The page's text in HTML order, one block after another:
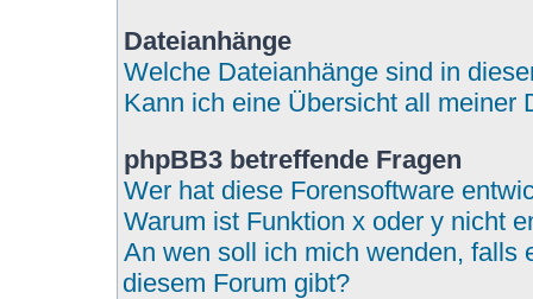
Dateianhänge
Welche Dateianhänge sind in
Kann ich eine Übersicht all meiner
phpBB3 betreffende Fragen
Wer hat diese Forensoftware
Warum ist Funktion x oder y nicht
An wen soll ich mich wenden, falls
diesem Forum gibt?